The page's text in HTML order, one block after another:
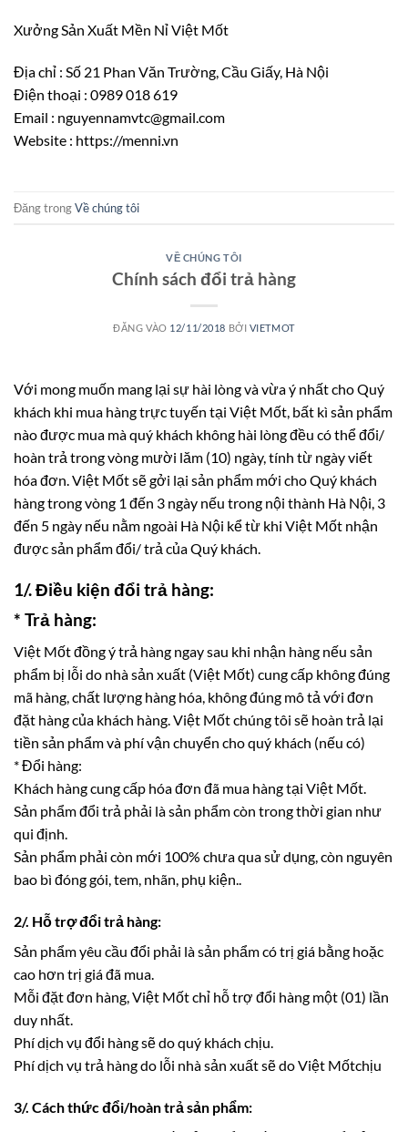
Xưởng Sản Xuất Mền Nỉ Việt Mốt
Địa chỉ : Số 21 Phan Văn Trường, Cầu Giấy, Hà Nội
Điện thoại : 0989 018 619
Email : nguyennamvtc@gmail.com
Website : https://menni.vn
Đăng trongVề chúng tôi
VỀ CHÚNG TÔI
Chính sách đổi trả hàng
ĐĂNG VÀO 12/11/2018 BỞI VIETMOT
Với mong muốn mang lại sự hài lòng và vừa ý nhất cho Quý
khách khi mua hàng trực tuyến tại Việt Mốt, bất kì sản phẩm
nào được mua mà quý khách không hài lòng đều có thể đổi/
hoàn trả trong vòng mười lăm (10) ngày, tính từ ngày viết
hóa đơn. Việt Mốt sẽ gởi lại sản phẩm mới cho Quý khách
hàng trong vòng 1 đến 3 ngày nếu trong nội thành Hà Nội, 3
đến 5 ngày nếu nằm ngoài Hà Nội kể từ khi Việt Mốt nhận
được sản phẩm đổi/ trả của Quý khách.
1/. Điều kiện đổi trả hàng:
* Trả hàng:
Việt Mốt đồng ý trả hàng ngay sau khi nhận hàng nếu sản
phẩm bị lỗi do nhà sản xuất (Việt Mốt) cung cấp không đúng
mã hàng, chất lượng hàng hóa, không đúng mô tả với đơn
đặt hàng của khách hàng. Việt Mốt chúng tôi sẽ hoàn trả lại
tiền sản phẩm và phí vận chuyển cho quý khách (nếu có)
* Đổi hàng:
Khách hàng cung cấp hóa đơn đã mua hàng tại Việt Mốt.
Sản phẩm đổi trả phải là sản phẩm còn trong thời gian như
qui định.
Sản phẩm phải còn mới 100% chưa qua sử dụng, còn nguyên
bao bì đóng gói, tem, nhãn, phụ kiện..
2/. Hỗ trợ đổi trả hàng:
Sản phẩm yêu cầu đổi phải là sản phẩm có trị giá bằng hoặc
cao hơn trị giá đã mua.
Mỗi đặt đơn hàng, Việt Mốt chỉ hỗ trợ đổi hàng một (01) lần
duy nhất.
Phí dịch vụ đổi hàng sẽ do quý khách chịu.
Phí dịch vụ trả hàng do lỗi nhà sản xuất sẽ do Việt Mốtchịu
3/. Cách thức đổi/hoàn trả sản phẩm: